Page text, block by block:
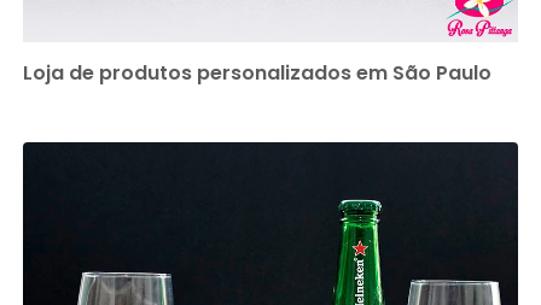
Loja de produtos personalizados em São Paulo